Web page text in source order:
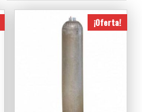
¡Oferta!